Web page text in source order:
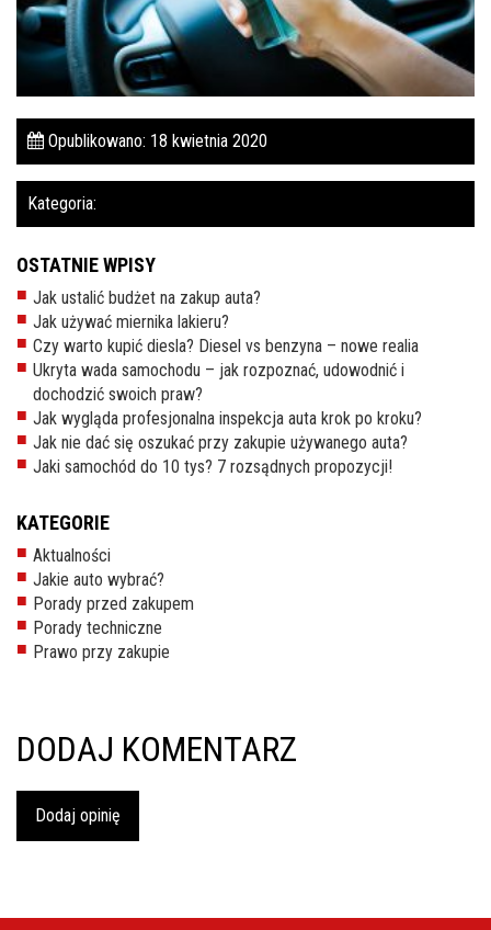
Pomoc w znalezieniu auta w Polsce
Wyszukiwanie samochodu w ogłoszeniach
Kim jesteśmy
Referencje
Blog
Cennik
Kontakt
Zamów inspekcję
505
483
969
inspekcje.pl
26-
600
Radom,
Woj.
Mazowieckie
Opublikowano: 18 kwietnia 2020
Kategoria:
OSTATNIE WPISY
Jak ustalić budżet na zakup auta?
Jak używać miernika lakieru?
Czy warto kupić diesla? Diesel vs benzyna – nowe realia
Ukryta wada samochodu – jak rozpoznać, udowodnić i
dochodzić swoich praw?
Jak wygląda profesjonalna inspekcja auta krok po kroku?
Jak nie dać się oszukać przy zakupie używanego auta?
Jaki samochód do 10 tys? 7 rozsądnych propozycji!
KATEGORIE
Aktualności
Jakie auto wybrać?
Porady przed zakupem
Porady techniczne
Prawo przy zakupie
DODAJ KOMENTARZ
Dodaj opinię